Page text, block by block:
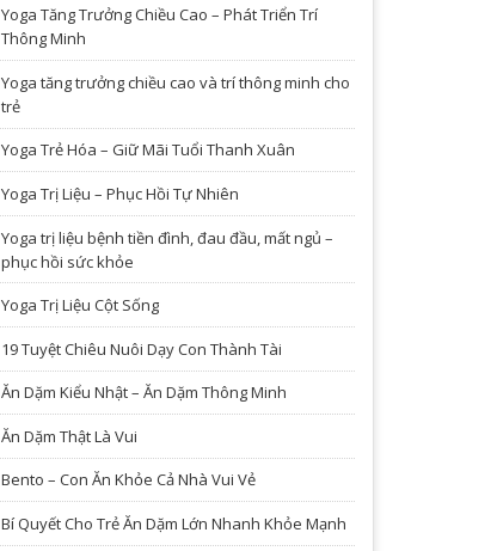
Yoga Tăng Trưởng Chiều Cao – Phát Triển Trí
Thông Minh
Yoga tăng trưởng chiều cao và trí thông minh cho
trẻ
Yoga Trẻ Hóa – Giữ Mãi Tuổi Thanh Xuân
Yoga Trị Liệu – Phục Hồi Tự Nhiên
Yoga trị liệu bệnh tiền đình, đau đầu, mất ngủ –
phục hồi sức khỏe
Yoga Trị Liệu Cột Sống
19 Tuyệt Chiêu Nuôi Dạy Con Thành Tài
Ăn Dặm Kiểu Nhật – Ăn Dặm Thông Minh
Ăn Dặm Thật Là Vui
Bento – Con Ăn Khỏe Cả Nhà Vui Vẻ
Bí Quyết Cho Trẻ Ăn Dặm Lớn Nhanh Khỏe Mạnh